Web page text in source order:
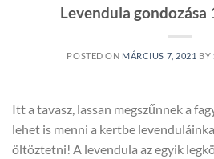
Levendula gondozása
POSTED ON MÁRCIUS 7, 2021 BY
Itt a tavasz, lassan megszűnnek a
lehet is menni a kertbe
öltöztetni! A levendula az egyik